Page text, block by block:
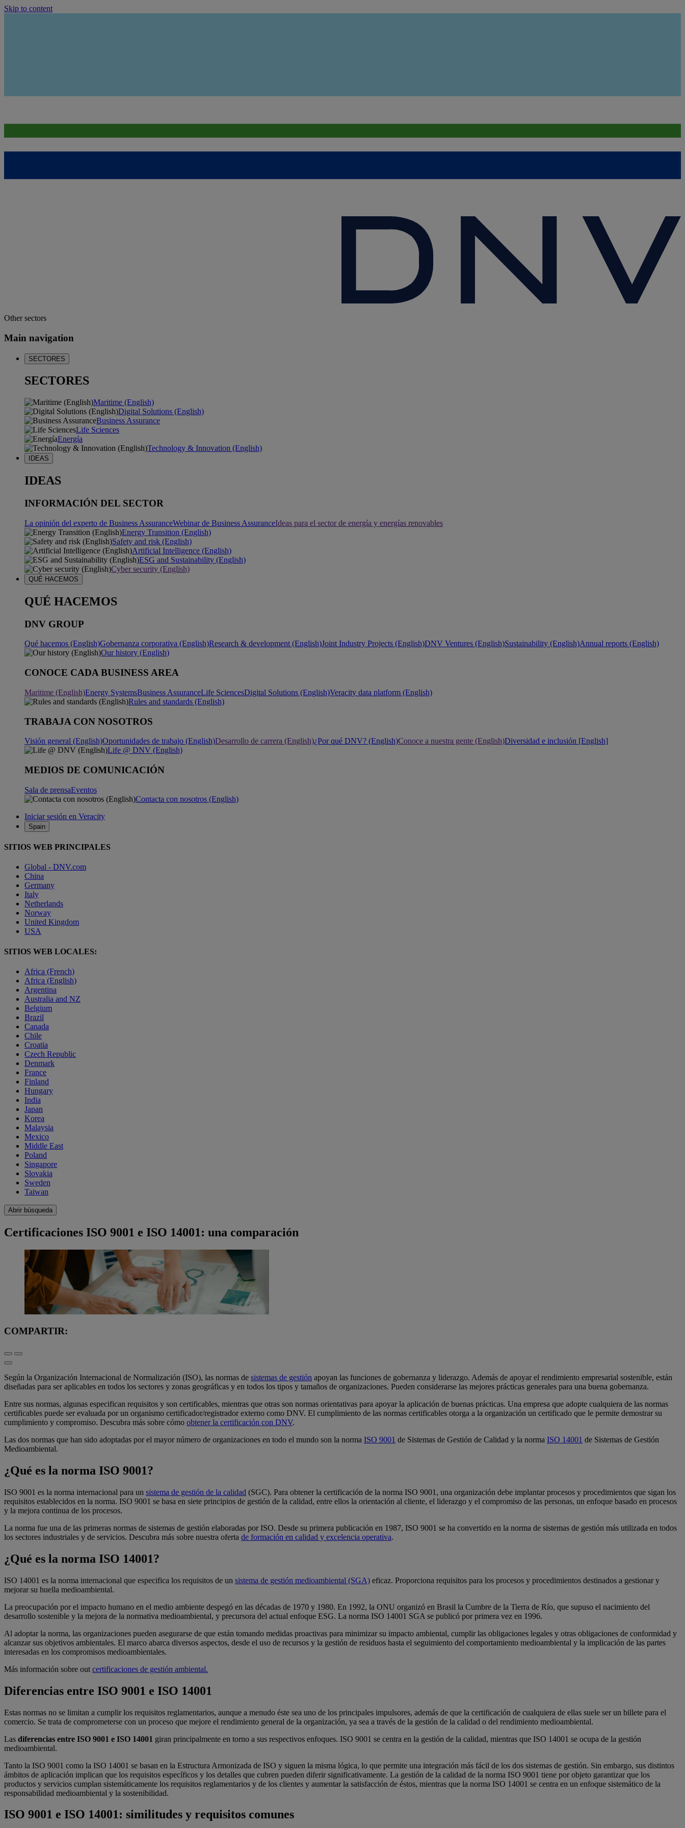
Skip to content
Other sectors
Main navigation
SECTORES
SECTORES
Maritime (English)
Digital Solutions (English)
Business Assurance
Life Sciences
Energía
Technology & Innovation (English)
IDEAS
IDEAS
INFORMACIÓN DEL SECTOR
La opinión del experto de Business AssuranceWebinar de Business AssuranceIdeas para el sector de energía y energías renovables
Energy Transition (English)
Safety and risk (English)
Artificial Intelligence (English)
ESG and Sustainability (English)
Cyber security (English)
QUÉ HACEMOS
QUÉ HACEMOS
DNV GROUP
Qué hacemos (English)Gobernanza corporativa (English)Research & development (English)Joint Industry Projects (English)DNV Ventures (English)Sustainability (English)Annual reports (English)
Our history (English)
CONOCE CADA BUSINESS AREA
Maritime (English)Energy SystemsBusiness AssuranceLife SciencesDigital Solutions (English)Veracity data platform (English)
Rules and standards (English)
TRABAJA CON NOSOTROS
Visión general (English)Oportunidades de trabajo (English)Desarrollo de carrera (English)¿Por qué DNV? (English)Conoce a nuestra gente (English)Diversidad e inclusión [English]
Life @ DNV (English)
MEDIOS DE COMUNICACIÓN
Sala de prensaEventos
Contacta con nosotros (English)
Iniciar sesión en Veracity
Spain
SITIOS WEB PRINCIPALES
Global - DNV.com
China
Germany
Italy
Netherlands
Norway
United Kingdom
USA
SITIOS WEB LOCALES:
Africa (French)
Africa (English)
Argentina
Australia and NZ
Belgium
Brazil
Canada
Chile
Croatia
Czech Republic
Denmark
France
Finland
Hungary
India
Japan
Korea
Malaysia
Mexico
Middle East
Poland
Singapore
Slovakia
Sweden
Taiwan
Abrir búsqueda
Certificaciones ISO 9001 e ISO 14001: una comparación
COMPARTIR:
Según la Organización Internacional de Normalización (ISO), las normas de sistemas de gestión apoyan las funciones de gobernanza y liderazgo. Además de apoyar el rendimiento empresarial sostenible, están
diseñadas para ser aplicables en todos los sectores y zonas geográficas y en todos los tipos y tamaños de organizaciones. Pueden considerarse las mejores prácticas generales para una buena gobernanza.
Entre sus normas, algunas especifican requisitos y son certificables, mientras que otras son normas orientativas para apoyar la aplicación de buenas prácticas. Una empresa que adopte cualquiera de las normas
certificables puede ser evaluada por un organismo certificador/registrador externo como DNV. El cumplimiento de las normas certificables otorga a la organización un certificado que le permite demostrar su
cumplimiento y compromiso. Descubra más sobre cómo obtener la certificación con DNV.
Las dos normas que han sido adoptadas por el mayor número de organizaciones en todo el mundo son la norma ISO 9001 de Sistemas de Gestión de Calidad y la norma ISO 14001 de Sistemas de Gestión
Medioambiental.
¿Qué es la norma ISO 9001?
ISO 9001 es la norma internacional para un sistema de gestión de la calidad (SGC). Para obtener la certificación de la norma ISO 9001, una organización debe implantar procesos y procedimientos que sigan los
requisitos establecidos en la norma. ISO 9001 se basa en siete principios de gestión de la calidad, entre ellos la orientación al cliente, el liderazgo y el compromiso de las personas, un enfoque basado en procesos
y la mejora continua de los procesos.
La norma fue una de las primeras normas de sistemas de gestión elaboradas por ISO. Desde su primera publicación en 1987, ISO 9001 se ha convertido en la norma de sistemas de gestión más utilizada en todos
los sectores industriales y de servicios. Descubra más sobre nuestra oferta de formación en calidad y excelencia operativa.
¿Qué es la norma ISO 14001?
ISO 14001 es la norma internacional que especifica los requisitos de un sistema de gestión medioambiental (SGA) eficaz. Proporciona requisitos para los procesos y procedimientos destinados a gestionar y
mejorar su huella medioambiental.
La preocupación por el impacto humano en el medio ambiente despegó en las décadas de 1970 y 1980. En 1992, la ONU organizó en Brasil la Cumbre de la Tierra de Río, que supuso el nacimiento del
desarrollo sostenible y la mejora de la normativa medioambiental, y precursora del actual enfoque ESG. La norma ISO 14001 SGA se publicó por primera vez en 1996.
Al adoptar la norma, las organizaciones pueden asegurarse de que están tomando medidas proactivas para minimizar su impacto ambiental, cumplir las obligaciones legales y otras obligaciones de conformidad y
alcanzar sus objetivos ambientales. El marco abarca diversos aspectos, desde el uso de recursos y la gestión de residuos hasta el seguimiento del comportamiento medioambiental y la implicación de las partes
interesadas en los compromisos medioambientales.
Más información sobre out certificaciones de gestión ambiental.
Diferencias entre ISO 9001 e ISO 14001
Estas normas no se limitan a cumplir los requisitos reglamentarios, aunque a menudo éste sea uno de los principales impulsores, además de que la certificación de cualquiera de ellas suele ser un billete para el
comercio. Se trata de comprometerse con un proceso que mejore el rendimiento general de la organización, ya sea a través de la gestión de la calidad o del rendimiento medioambiental.
Las diferencias entre ISO 9001 e ISO 14001 giran principalmente en torno a sus respectivos enfoques. ISO 9001 se centra en la gestión de la calidad, mientras que ISO 14001 se ocupa de la gestión
medioambiental.
Tanto la ISO 9001 como la ISO 14001 se basan en la Estructura Armonizada de ISO y siguen la misma lógica, lo que permite una integración más fácil de los dos sistemas de gestión. Sin embargo, sus distintos
ámbitos de aplicación implican que los requisitos específicos y los detalles que cubren pueden diferir significativamente. La gestión de la calidad de la norma ISO 9001 tiene por objeto garantizar que los
productos y servicios cumplan sistemáticamente los requisitos reglamentarios y de los clientes y aumentar la satisfacción de éstos, mientras que la norma ISO 14001 se centra en un enfoque sistemático de la
responsabilidad medioambiental y la sostenibilidad.
ISO 9001 e ISO 14001: similitudes y requisitos comunes